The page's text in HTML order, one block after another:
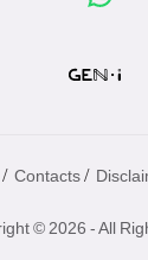
/ Contacts /
© 2026 - All